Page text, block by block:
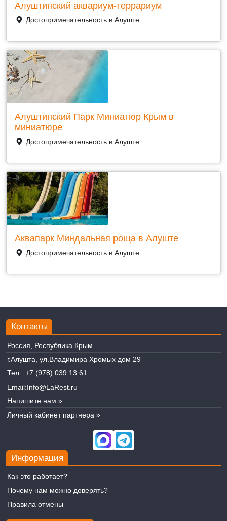
Алуштинский аквариум-террариум
Достопримечательность в Алуште
Алуштинский Парк Миниатюр Крым в
миниатюре
Достопримечательность в Алуште
Аквапарк Миндальная роща в Алуште
Достопримечательность в Алуште
Контакты
Россия, Республика Крым
г.Алушта, ул.Владимира Хромых дом 29
Тел.: +7 (978) 039 13 61
Email:Info@LaRest.ru
Напишите нам »
Личный кабинет партнера »
Информация
Как это работает?
Почему нам можно доверять?
Правила отмены